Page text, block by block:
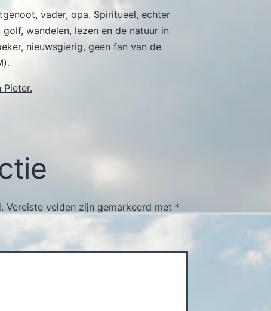
vader, opa. Spiritueel, echter
wandelen, lezen en de natuur in
nieuwsgierig, geen fan van de
Pieter.
Vereiste velden zijn gemarkeerd met *